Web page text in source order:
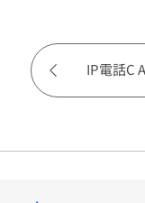
IP電話C